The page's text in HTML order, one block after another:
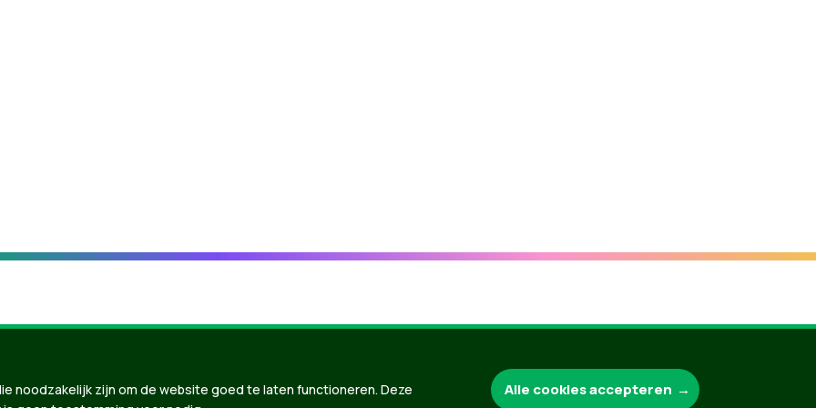
Groen.be
noodzakelijk zijn om de website goed te laten functioneren. Deze
Alle cookies accepteren